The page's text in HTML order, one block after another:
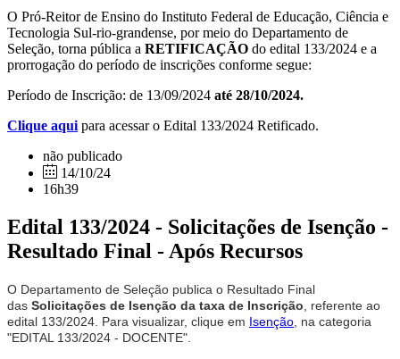
O Pró-Reitor de Ensino do Instituto Federal de Educação, Ciência e
Tecnologia Sul-rio-grandense, por meio do Departamento de
Seleção, torna pública a RETIFICAÇÃO do edital 133/2024 e a
prorrogação do período de inscrições conforme segue:
Período de Inscrição: de 13/09/2024 até 28/10/2024.
Clique aqui para acessar o Edital 133/2024 Retificado.
não publicado
14/10/24
16h39
Edital 133/2024 - Solicitações de Isenção -
Resultado Final - Após Recursos
O Departamento de Seleção publica o Resultado Final
das Solicitações de Isenção da taxa de Inscrição , referente ao
edital 133/2024. Para visualizar, clique em Isenção , na categoria
"EDITAL 133/2024 - DOCENTE".